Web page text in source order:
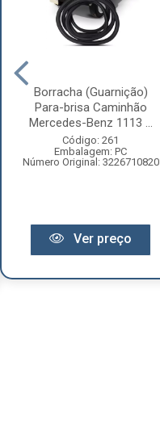
Borracha (Guarnição)
Para-brisa Caminhão
Mercedes-Benz 1113 ...
Código: 261
Embalagem: PC
Número Original: 3226710820
Ver preço